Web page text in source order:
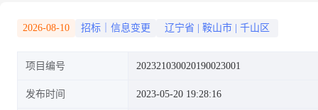
2026-08-10 招标｜信息变更 辽宁省 鞍山市 千山区
项目编号 202321030020190023001
发布时间 2023-05-20 19:28:16